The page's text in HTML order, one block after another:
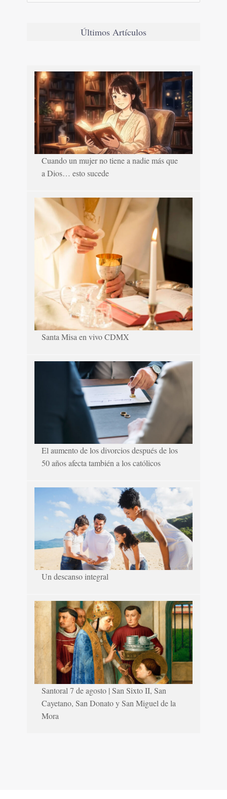
Últimos Artículos
Cuando un mujer no tiene a nadie más que
a Dios… esto sucede
Santa Misa en vivo CDMX
El aumento de los divorcios después de los
50 años afecta también a los católicos
Un descanso integral
Santoral 7 de agosto | San Sixto II, San
Cayetano, San Donato y San Miguel de la
Mora